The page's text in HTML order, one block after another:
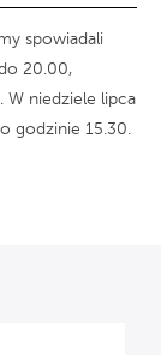
spowiadali
20.00,
W niedziele lipca
godzinie 15.30.